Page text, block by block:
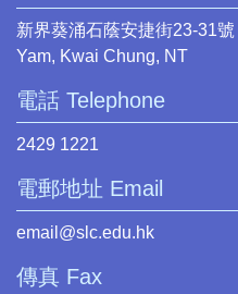
新界葵涌石蔭安捷街23-31
Yam, Kwai Chung, NT
電話 Telephone
2429 1221
電郵地址 Email
email@slc.edu.hk
傳真 Fax